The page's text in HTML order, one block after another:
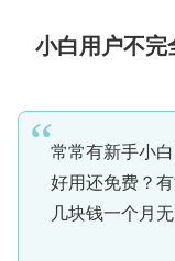
小白用户不完
常常有新手小
好用还免费？
几块钱一个月无